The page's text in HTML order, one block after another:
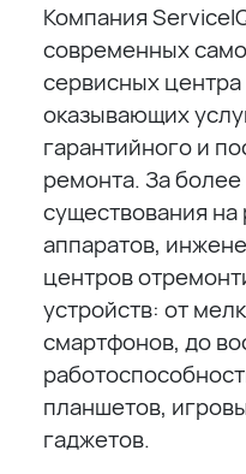
Компания
современных
сервисных центра
оказывающих
гарантийного и
ремонта. За более
существования
аппаратов,
центров
устройств: от
смартфонов, до
планшетов,
гаджетов.